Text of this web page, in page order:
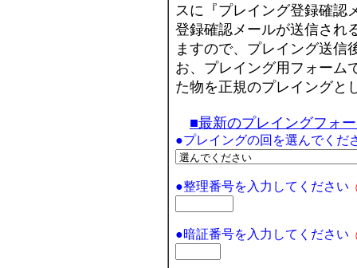
スに『プレイング登録確認
登録確認メールが送信され
ますので、プレイング送
お、プレイング用フォーム
た物を正規のプレイングと
■最新のプレイングフォ
●プレイングの回を選んでくだ
●整理番号を入力してください
●暗証番号を入力してください